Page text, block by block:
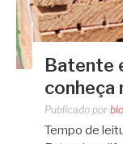
Batente
conheça
Publicado por
Tempo de